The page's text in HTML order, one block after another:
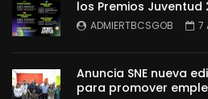
los Premios Juventud
ADMIERTBCSGOB 7
Anuncia SNE nueva
para promover